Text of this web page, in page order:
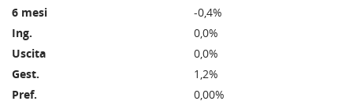
-0,4%
0,0%
0,0%
1,2%
0,00%